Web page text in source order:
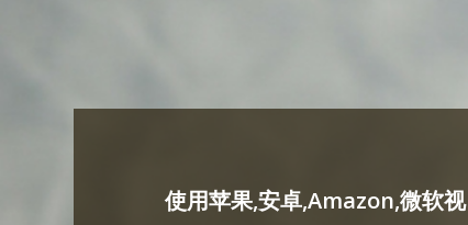
使用苹果,安卓,Amazon,微软视